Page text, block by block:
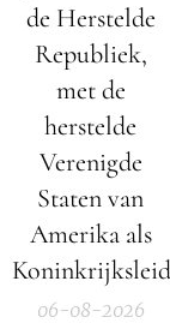
de Herstelde
Republiek,
met de
herstelde
Verenigde
Staten van
Amerika als
06-08-2026